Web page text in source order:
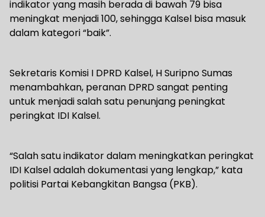
indikator yang masih berada di bawah 79 bisa
meningkat menjadi 100, sehingga Kalsel bisa masuk
dalam kategori “baik”.
Sekretaris Komisi I DPRD Kalsel, H Suripno Sumas
menambahkan, peranan DPRD sangat penting
untuk menjadi salah satu penunjang peningkat
peringkat IDI Kalsel.
“Salah satu indikator dalam meningkatkan peringkat
IDI Kalsel adalah dokumentasi yang lengkap,” kata
politisi Partai Kebangkitan Bangsa (PKB).